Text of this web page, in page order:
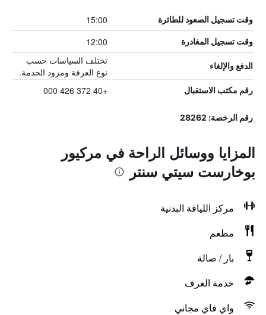
وقت تسجيل الصعود للطائرة 15:00
وقت تسجيل المغادرة 12:00
الدفع والإلغاء
تختلف السياسات حسب
نوع الغرفة ومزود الخدمة.
رقم مكتب الاستقبال +40 372 426 000
رقم الرخصة: 28262
المزايا ووسائل الراحة في مركيور
بوخارست سيتي سنتر
مركز اللياقة البدنية
مطعم
بار / صالة
خدمة الغرف
واي فاي مجاني